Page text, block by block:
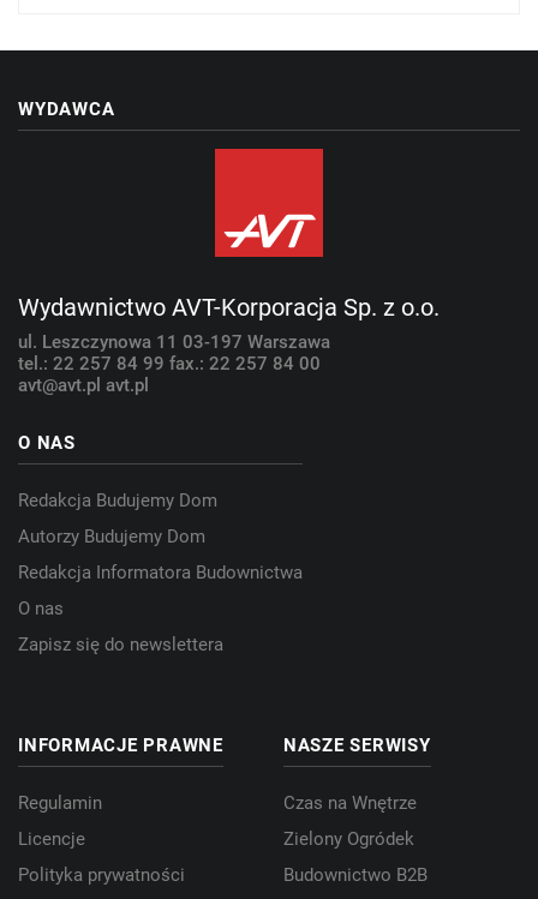
WYDAWCA
Wydawnictwo AVT-Korporacja Sp. z o.o.
ul. Leszczynowa 11 03-197 Warszawa
tel.: 22 257 84 99 fax.: 22 257 84 00
avt@avt.pl avt.pl
O NAS
Redakcja Budujemy Dom
Autorzy Budujemy Dom
Redakcja Informatora Budownictwa
O nas
Zapisz się do newslettera
INFORMACJE PRAWNE
Regulamin
Licencje
Polityka prywatności
NASZE SERWISY
Czas na Wnętrze
Zielony Ogródek
Budownictwo B2B